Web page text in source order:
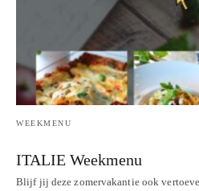
WEEKMENU
ITALIE Weekmenu
Blijf jij deze zomervakantie ook